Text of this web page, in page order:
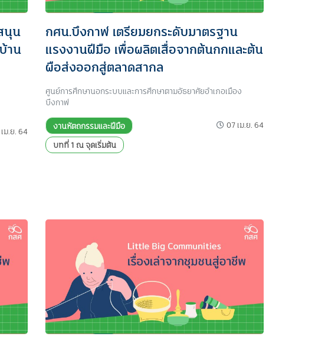
นุน
าน
ม.ย. 64
กศน.บึงกาฬ เตรียมยกระดับมาตรฐาน
แรงงานฝีมือ เพื่อผลิตเสื่อจากต้นกกและต้น
ผือส่งออกสู่ตลาดสากล
ศูนย์การศึกษานอกระบบและการศึกษาตามอัธยาศัยอำเภอเมือง
บึงกาฬ
งานหัตถกรรมและฝีมือ
บทที่ 1 ณ จุดเริ่มต้น
07 เม.ย. 64